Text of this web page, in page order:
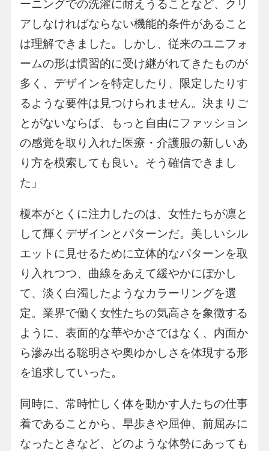
ーニングでの洗濯に耐えうることなど、クリ
アしなければならない機能的条件があること
は理解できました。しかし、従来のユニフォ
ームの形は慣習的に受け継がれてきたものが
多く、デザインを特定したり、限定したりす
るような要件は見つけられません。決まりご
とがないならば、もっと自由にファッション
の感覚を取り入れた医療・介護服の新しいあ
り方を模索しても良い。そう確信できまし
た」
榎本がとくに注力したのは、女性たちが凛と
して輝くデザインとパターンだ。美しいシル
エットに見せるために立体的なパターンを取
り入れつつ、曲線をあえて緩やかにぼかし
て、淡く白濁したようなカラーリングを選
定。業界で働く女性たちの気高さを象徴する
ように、表面的な華やかさではなく、内面か
ら滲み出る聡明さや奥ゆかしさを体現する形
を追求していった。
同時に、常時忙しく体を動かす人たちの仕事
着であることから、早歩きや屈伸、前屈みに
なったときなど、どのような体勢にあっても